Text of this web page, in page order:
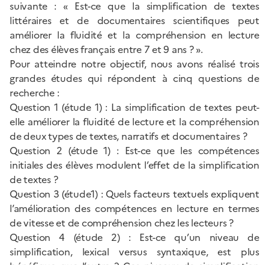
suivante : « Est-ce que la simplification de textes
littéraires et de documentaires scientifiques peut
améliorer la fluidité et la compréhension en lecture
chez des élèves français entre 7 et 9 ans ? ».
Pour atteindre notre objectif, nous avons réalisé trois
grandes études qui répondent à cinq questions de
recherche :
Question 1 (étude 1) : La simplification de textes peut-
elle améliorer la fluidité de lecture et la compréhension
de deux types de textes, narratifs et documentaires ?
Question 2 (étude 1) : Est-ce que les compétences
initiales des élèves modulent l’effet de la simplification
de textes ?
Question 3 (étude1) : Quels facteurs textuels expliquent
l’amélioration des compétences en lecture en termes
de vitesse et de compréhension chez les lecteurs ?
Question 4 (étude 2) : Est-ce qu’un niveau de
simplification, lexical versus syntaxique, est plus